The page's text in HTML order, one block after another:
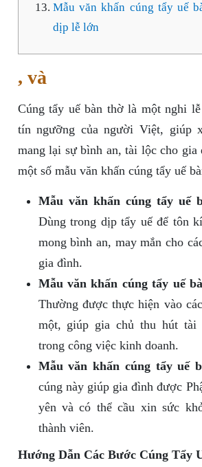
Mẫu văn khấn cúng tẩy uế
dịp lễ lớn
, và
Cúng tẩy uế bàn thờ là một nghi
tín ngưỡng của người Việt, giúp
mang lại sự bình an, tài lộc cho
một số mẫu văn khấn cúng tẩy uế
Mẫu văn khấn cúng tẩy uế
Dùng trong dịp tẩy uế để tôn
mong bình an, may mắn cho
gia đình.
Mẫu văn khấn cúng tẩy uế
Thường được thực hiện vào
một, giúp gia chủ thu hút tài
trong công việc kinh doanh.
Mẫu văn khấn cúng tẩy uế
cúng này giúp gia đình được
yên và có thể cầu xin sức
thành viên.
Hướng Dẫn Các Bước Cúng Tẩy